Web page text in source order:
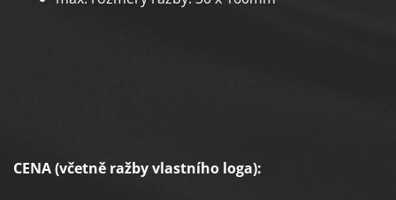
CENA (včetně ražby vlastního loga):